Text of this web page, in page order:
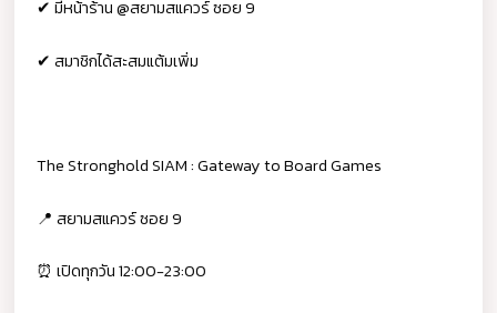
✔ มีหน้าร้าน @สยามสแควร์ ซอย 9
✔ สมาชิกได้สะสมแต้มเพิ่ม
The Stronghold SIAM : Gateway to Board Games
📍 สยามสแควร์ ซอย 9
⏰ เปิดทุกวัน 12:00-23:00